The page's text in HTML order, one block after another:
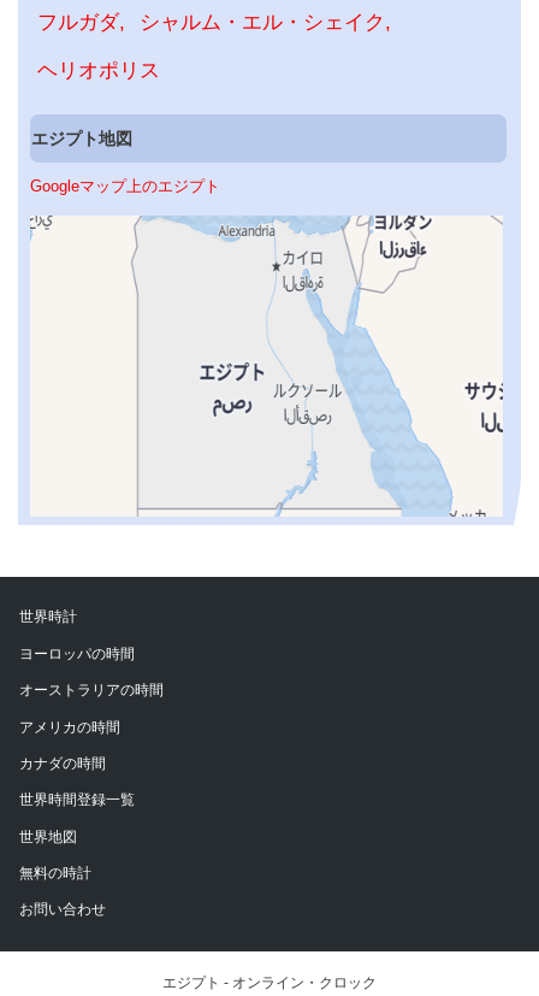
フルガダ シャルム・エル・シェイク
ヘリオポリス
エジプト地図
Googleマップ上のエジプト
世界時計
ヨーロッパの時間
オーストラリアの時間
アメリカの時間
カナダの時間
世界時間登録一覧
世界地図
無料の時計
お問い合わせ
エジプト - オンライン・クロック